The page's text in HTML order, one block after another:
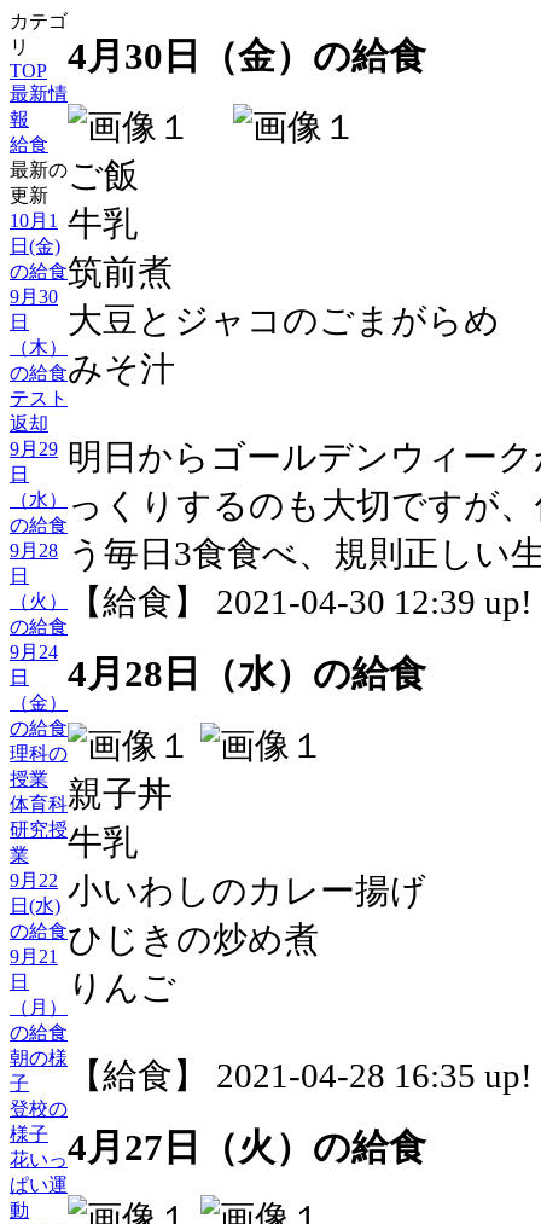
カテゴ
リ
TOP
最新情
報
給食
最新の
更新
10月1
日(金)
の給食
9月30
日
（木）
の給食
テスト
返却
9月29
日
（水）
の給食
9月28
日
（火）
の給食
9月24
日
（金）
の給食
理科の
授業
体育科
研究授
業
9月22
日(水)
の給食
9月21
日
（月）
の給食
朝の様
子
登校の
様子
花いっ
ぱい運
動
4月30日（金）の給食
ご飯
牛乳
筑前煮
大豆とジャコのごまがらめ
みそ汁
明日からゴールデンウィー
っくりするのも大切ですが
う毎日3食食べ、規則正しい
【給食】 2021-04-30 12:39 up!
4月28日（水）の給食
親子丼
牛乳
小いわしのカレー揚げ
ひじきの炒め煮
りんご
【給食】 2021-04-28 16:35 up!
4月27日（火）の給食